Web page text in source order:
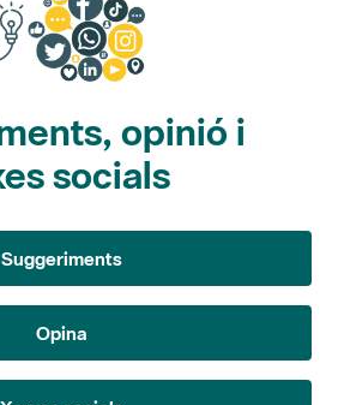
opinió i
socials
Suggeriments
Opina
Xarxes socials